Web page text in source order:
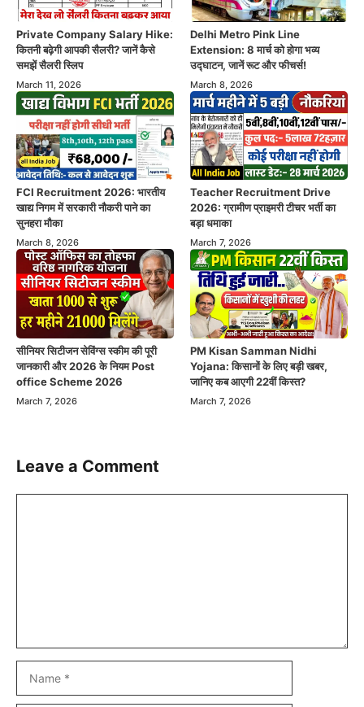
Private Company Salary Hike:
कितनी बढ़ेगी आपकी सैलरी? जानें कैसे
समझें सैलरी स्लिप
March 11, 2026
Delhi Metro Pink Line
Extension: 8 मार्च को होगा भव्य
उद्घाटन, जानें रूट और फीचर्स!
March 8, 2026
FCI Recruitment 2026: भारतीय
खाद्य निगम में सरकारी नौकरी पाने का
सुनहरा मौका
March 8, 2026
Teacher Recruitment Drive
2026: ग्रामीण प्राइमरी टीचर भर्ती का
बड़ा धमाका
March 7, 2026
सीनियर सिटीजन सेविंग्स स्कीम की पूरी
जानकारी और 2026 के नियम Post
office Scheme 2026
March 7, 2026
PM Kisan Samman Nidhi
Yojana: किसानों के लिए बड़ी खबर,
जानिए कब आएगी 22वीं किस्त?
March 7, 2026
Leave a Comment